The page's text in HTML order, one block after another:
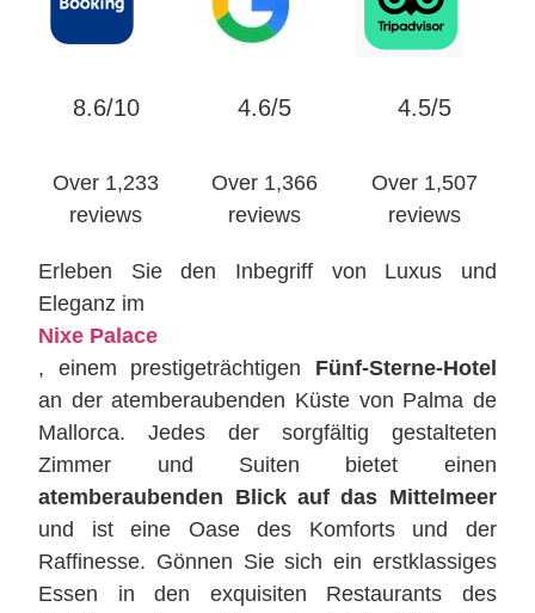
8.6/10
Over 1,233
reviews
4.6/5
Over 1,366
reviews
4.5/5
Over 1,507
reviews
Erleben Sie den Inbegriff von Luxus und
Eleganz im
Nixe Palace
, einem prestigeträchtigen Fünf-Sterne-Hotel
an der atemberaubenden Küste von Palma de
Mallorca. Jedes der sorgfältig gestalteten
Zimmer und Suiten bietet einen
atemberaubenden Blick auf das Mittelmeer
und ist eine Oase des Komforts und der
Raffinesse. Gönnen Sie sich ein erstklassiges
Essen in den exquisiten Restaurants des